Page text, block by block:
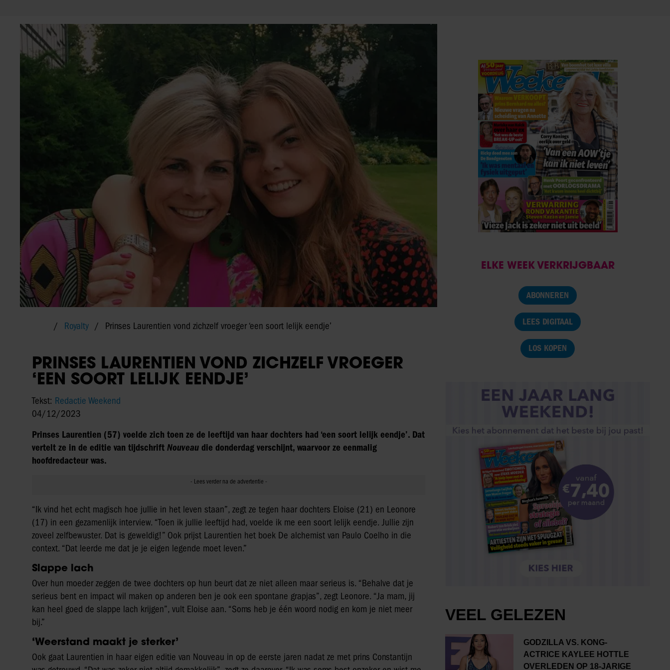
Royalty Prinses Laurentien vond zichzelf vroeger ‘een soort lelijk eendje’
PRINSES LAURENTIEN VOND ZICHZELF VROEGER
‘EEN SOORT LELIJK EENDJE’
Tekst: Redactie Weekend
04/12/2023
Prinses Laurentien (57) voelde zich toen ze de leeftijd van haar dochters had ‘een soort lelijk eendje’. Dat
vertelt ze in de editie van tijdschrift Nouveau die donderdag verschijnt, waarvoor ze eenmalig
hoofdredacteur was.
“Ik vind het echt magisch hoe jullie in het leven staan”, zegt ze tegen haar dochters Eloise (21) en Leonore
(17) in een gezamenlijk interview. “Toen ik jullie leeftijd had, voelde ik me een soort lelijk eendje. Jullie zijn
zoveel zelfbewuster. Dat is geweldig!” Ook prijst Laurentien het boek De alchemist van Paulo Coelho in die
context. “Dat leerde me dat je je eigen legende moet leven.”
Slappe lach
Over hun moeder zeggen de twee dochters op hun beurt dat ze niet alleen maar serieus is. “Behalve dat je
serieus bent en impact wil maken op anderen ben je ook een spontane grapjas”, zegt Leonore. “Ja mam, jij
kan heel goed de slappe lach krijgen”, vult Eloise aan. “Soms heb je één woord nodig en kom je niet meer
bij.”
‘Weerstand maakt je sterker’
Ook gaat Laurentien in haar eigen editie van Nouveau in op de eerste jaren nadat ze met prins Constantijn
ELKE WEEK VERKRIJGBAAR
ABONNEREN
LEES DIGITAAL
LOS KOPEN